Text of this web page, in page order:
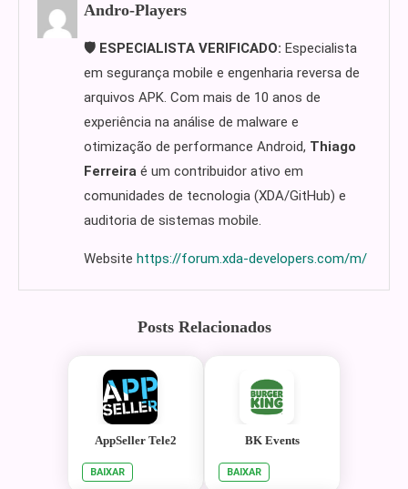
Andro-Players
🛡️ ESPECIALISTA VERIFICADO: Especialista
em segurança mobile e engenharia reversa de
arquivos APK. Com mais de 10 anos de
experiência na análise de malware e
otimização de performance Android, Thiago
Ferreira é um contribuidor ativo em
comunidades de tecnologia (XDA/GitHub) e
auditoria de sistemas mobile.
Website https://forum.xda-developers.com/m/
Posts Relacionados
AppSeller Tele2
BAIXAR
BK Events
BAIXAR